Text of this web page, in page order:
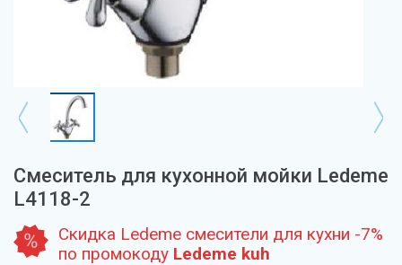
Смеситель для кухонной мойки Ledeme
L4118-2
Скидка Ledeme смесители для кухни -7%
по промокоду Ledeme kuh